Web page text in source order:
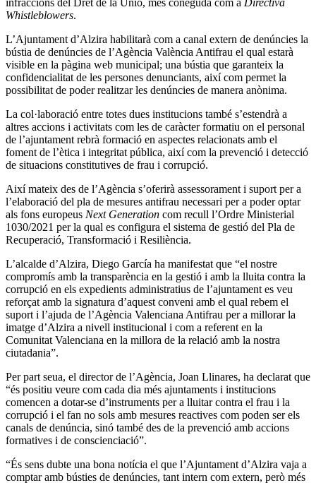
infraccions del Dret de la Unió, més coneguda com a Directiva
Whistleblowers.
L’Ajuntament d’Alzira habilitarà com a canal extern de denúncies la
bústia de denúncies de l’Agència València Antifrau el qual estarà
visible en la pàgina web municipal; una bústia que garanteix la
confidencialitat de les persones denunciants, així com permet la
possibilitat de poder realitzar les denúncies de manera anònima.
La col·laboració entre totes dues institucions també s’estendrà a
altres accions i activitats com les de caràcter formatiu on el personal
de l’ajuntament rebrà formació en aspectes relacionats amb el
foment de l’ètica i integritat pública, així com la prevenció i detecció
de situacions constitutives de frau i corrupció.
Així mateix des de l’Agència s’oferirà assessorament i suport per a
l’elaboració del pla de mesures antifrau necessari per a poder optar
als fons europeus Next Generation com recull l’Ordre Ministerial
1030/2021 per la qual es configura el sistema de gestió del Pla de
Recuperació, Transformació i Resiliència.
L’alcalde d’Alzira, Diego García ha manifestat que “el nostre
compromís amb la transparència en la gestió i amb la lluita contra la
corrupció en els expedients administratius de l’ajuntament es veu
reforçat amb la signatura d’aquest conveni amb el qual rebem el
suport i l’ajuda de l’Agència Valenciana Antifrau per a millorar la
imatge d’Alzira a nivell institucional i com a referent en la
Comunitat Valenciana en la millora de la relació amb la nostra
ciutadania”.
Per part seua, el director de l’Agència, Joan Llinares, ha declarat que
“és positiu veure com cada dia més ajuntaments i institucions
comencen a dotar-se d’instruments per a lluitar contra el frau i la
corrupció i el fan no sols amb mesures reactives com poden ser els
canals de denúncia, sinó també des de la prevenció amb accions
formatives i de conscienciació”.
“És sens dubte una bona notícia el que l’Ajuntament d’Alzira vaja a
comptar amb bústies de denúncies, tant intern com extern, però més